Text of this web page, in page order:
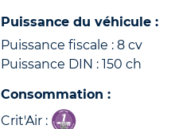
Puissance du véhicule :
Puissance fiscale : 8 cv
Puissance DIN : 150 ch
Consommation :
Crit'Air :